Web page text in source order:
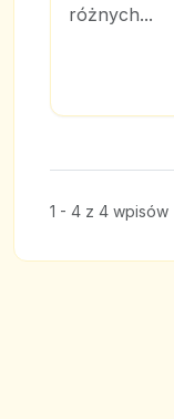
różnych...
1 - 4 z 4 wpisów